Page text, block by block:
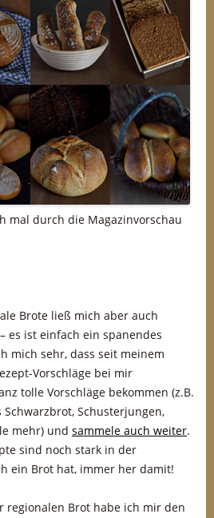
mal durch die Magazinvorschau
Brote ließ mich aber auch
es ist einfach ein spanendes
mich sehr, dass seit meinem
Vorschläge bei mir
tolle Vorschläge bekommen (z.B.
Schusterjungen,
mehr) und sammele auch weiter.
sind noch stark in der
ein Brot hat, immer her damit!
regionalen Brot habe ich mir den